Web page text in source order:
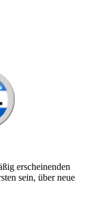
erscheinenden
sein, über neue